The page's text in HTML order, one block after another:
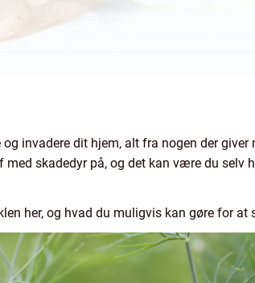
invadere dit hjem, alt fra nogen der
skadedyr på, og det kan være du selv
her, og hvad du muligvis kan gøre for at